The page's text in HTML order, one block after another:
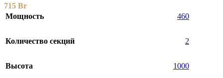
715 Br
Мощность
460
Количество секций 2
Высота 1000